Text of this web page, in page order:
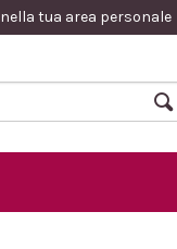
nella tua area personale